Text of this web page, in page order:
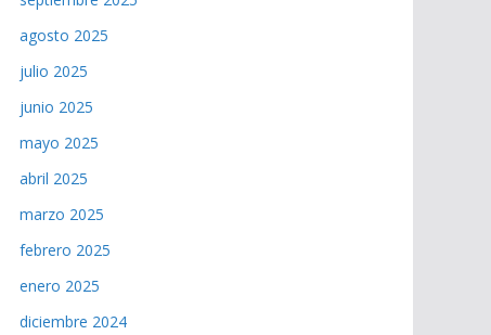
agosto 2025
julio 2025
junio 2025
mayo 2025
abril 2025
marzo 2025
febrero 2025
enero 2025
diciembre 2024